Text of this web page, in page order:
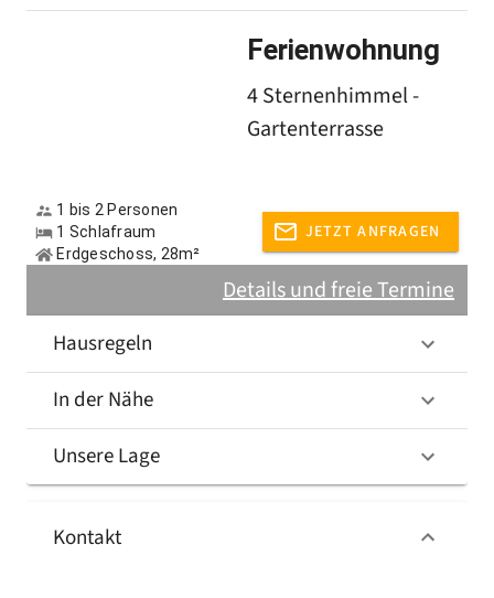
Ferienwohnung
4 Sternenhimmel -
Gartenterrasse
1 bis 2 Personen
1 Schlafraum
Erdgeschoss, 28m²
JETZT ANFRAGEN
Details und freie Termine
Hausregeln
In der Nähe
Unsere Lage
Kontakt